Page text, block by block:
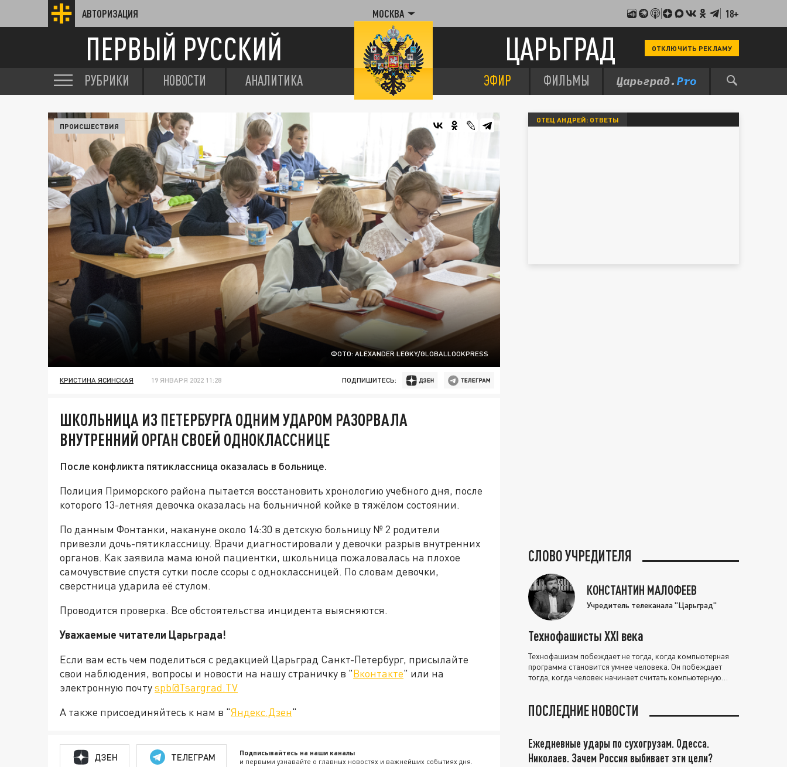
АВТОРИЗАЦИЯ МОСКВА 18+
ПЕРВЫЙ РУССКИЙ ЦАРЬГРАД ОТКЛЮЧИТЬ РЕКЛАМУ
РУБРИКИ НОВОСТИ АНАЛИТИКА ЭФИР ФИЛЬМЫ
ФОТО: ALEXANDER LEGKY/GLOBALLOOKPRESS
ПРОИСШЕСТВИЯ
КРИСТИНА ЯСИНСКАЯ 19 ЯНВАРЯ 2022 11:28 ПОДПИШИТЕСЬ:
ШКОЛЬНИЦА ИЗ ПЕТЕРБУРГА ОДНИМ УДАРОМ РАЗОРВАЛА
ВНУТРЕННИЙ ОРГАН СВОЕЙ ОДНОКЛАССНИЦЕ
После конфликта пятиклассница оказалась в больнице.
Полиция Приморского района пытается восстановить хронологию учебного дня, после
которого 13-летняя девочка оказалась на больничной койке в тяжёлом состоянии.
По данным Фонтанки, накануне около 14:30 в детскую больницу № 2 родители
привезли дочь-пятиклассницу. Врачи диагностировали у девочки разрыв внутренних
органов. Как заявила мама юной пациентки, школьница пожаловалась на плохое
самочувствие спустя сутки после ссоры с одноклассницей. По словам девочки,
сверстница ударила её стулом.
Проводится проверка. Все обстоятельства инцидента выясняются.
Уважаемые читатели Царьграда!
Если вам есть чем поделиться с редакцией Царьград Санкт-Петербург, присылайте
свои наблюдения, вопросы и новости на нашу страничку в "Вконтакте" или на
электронную почтуspb@Tsargrad.TV
А также присоединяйтесь к нам в "Яндекс.Дзен"
ДЗЕН ТЕЛЕГРАМ Подписывайтесь на наши каналы
и первыми узнавайте о главных новостях и важнейших событиях дня.
ОТЕЦ АНДРЕЙ: ОТВЕТЫ
СЛОВО УЧРЕДИТЕЛЯ
КОНСТАНТИН МАЛОФЕЕВ
Учредитель телеканала "Царьград"
Технофашисты XXI века
Технофашизм побеждает не тогда, когда компьютерная
программа становится умнее человека. Он побеждает
тогда, когда человек начинает считать компьютерную
ПОСЛЕДНИЕ НОВОСТИ
Ежедневные удары по сухогрузам. Одесса.
Николаев. Зачем Россия выбивает эти цели?